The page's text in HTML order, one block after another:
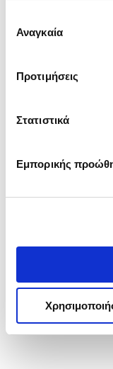
ενδιαφέρουν και
συγκατάθεσης
Αναγκαία
Προτιμήσεις
Στατιστικά
Εμπορικής